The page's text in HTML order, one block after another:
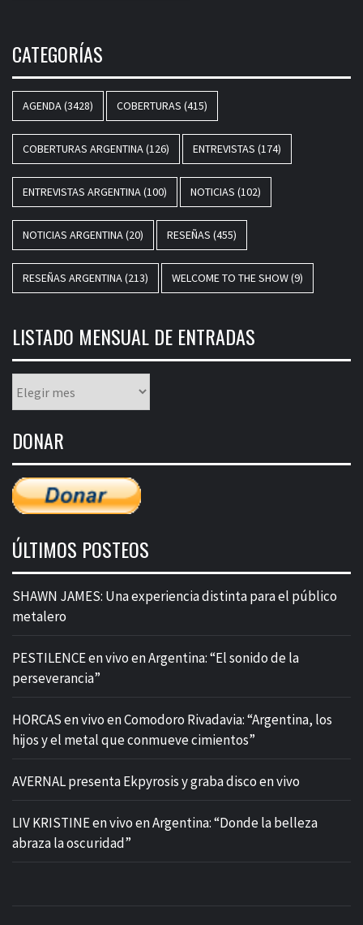
CATEGORÍAS
AGENDA(3428) COBERTURAS (415)
COBERTURAS ARGENTINA(126) ENTREVISTAS (174)
ENTREVISTAS ARGENTINA(100) NOTICIAS (102)
NOTICIAS ARGENTINA(20) RESEÑAS (455)
RESEÑAS ARGENTINA(213) WELCOME TO THE SHOW(9)
LISTADO MENSUAL DE ENTRADAS
mensual
entradas
DONAR
ÚLTIMOS POSTEOS
SHAWN JAMES: Una experiencia distinta para el público
metalero
PESTILENCE en vivo en Argentina: “El sonido de la
perseverancia”
HORCAS en vivo en Comodoro Rivadavia: “Argentina, los
hijos y el metal que conmueve cimientos”
AVERNAL presenta Ekpyrosis y graba disco en vivo
LIV KRISTINE en vivo en Argentina: “Donde la belleza
abraza la oscuridad”